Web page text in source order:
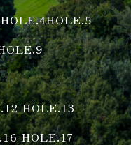
HOLE.4HOLE.5
HOLE.13
HOLE.17